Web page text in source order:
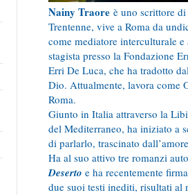
Nainy Traore è uno scrittore
Trentenne, vive a Roma da
come mediatore interculturale
stagista presso la Fondazione
Erri De Luca, che ha tradotto
Dio. Attualmente, lavora come
Roma.
Giunto in Italia attraverso la
del Mediterraneo, ha iniziato a
di parlarlo, trascinato
Ha al suo attivo tre romanzi
Deserto e ha recentemente
due suoi testi inediti, risultati